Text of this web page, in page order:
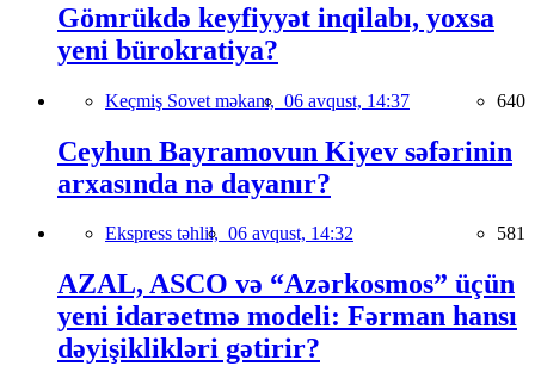
Gömrükdə keyfiyyət inqilabı, yoxsa
yeni bürokratiya?
Keçmiş Sovet məkanı, 06 avqust, 14:37 640
Ceyhun Bayramovun Kiyev səfərinin
arxasında nə dayanır?
Ekspress təhlil, 06 avqust, 14:32 581
AZAL, ASCO və “Azərkosmos” üçün
yeni idarəetmə modeli: Fərman hansı
dəyişiklikləri gətirir?